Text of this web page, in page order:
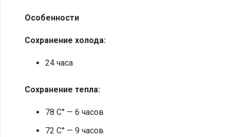
Особенности
Сохранение холода:
24 часа
Сохранение тепла:
78 С° — 6 часов
72 С° — 9 часов